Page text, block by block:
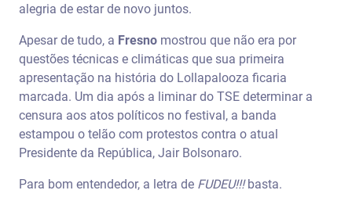
alegria de estar de novo juntos.
Apesar de tudo, a Fresno mostrou que não era por
questões técnicas e climáticas que sua primeira
apresentação na história do Lollapalooza ficaria
marcada. Um dia após a liminar do TSE determinar a
censura aos atos políticos no festival, a banda
estampou o telão com protestos contra o atual
Presidente da República, Jair Bolsonaro.
Para bom entendedor, a letra de FUDEU!!!basta.